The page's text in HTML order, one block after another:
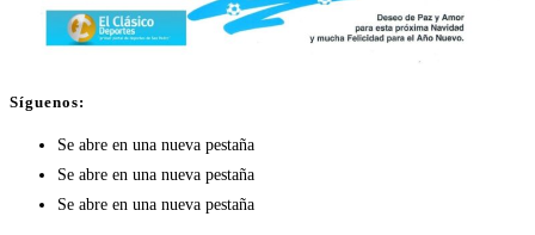
Síguenos:
Se abre en una nueva pestaña
Se abre en una nueva pestaña
Se abre en una nueva pestaña